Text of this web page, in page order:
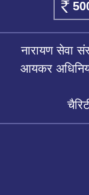
नारायण सेवा
आयकर